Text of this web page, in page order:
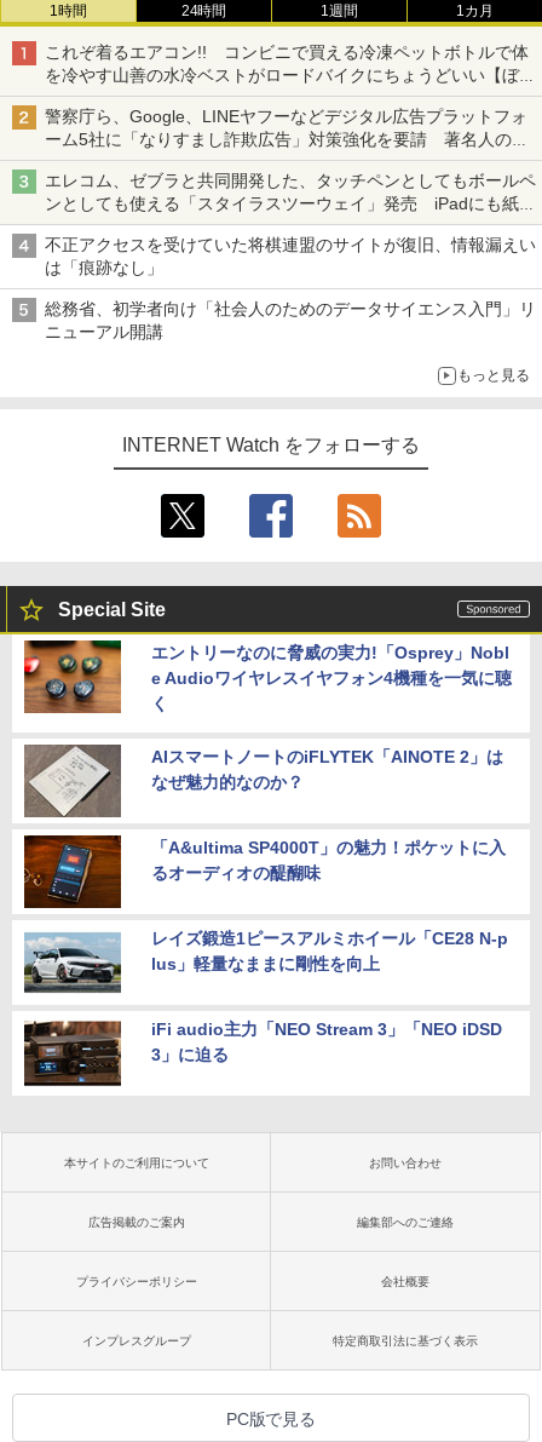
1時間 24時間 1週間 1カ月
これぞ着るエアコン!! コンビニで買える冷凍ペットボトルで体
を冷やす山善の水冷ベストがロードバイクにちょうどいい【ぼっ
ち・ざ・ろーど！その14】【空いた時間でなにしてる？】
警察庁ら、Google、LINEヤフーなどデジタル広告プラットフォ
ーム5社に「なりすまし詐欺広告」対策強化を要請 著名人の写
真や映像を使った投資詐欺などへの対策として
エレコム、ゼブラと共同開発した、タッチペンとしてもボールペ
ンとしても使える「スタイラスツーウェイ」発売 iPadにも紙に
も、持ち替えずに書き込める
不正アクセスを受けていた将棋連盟のサイトが復旧、情報漏えい
は「痕跡なし」
総務省、初学者向け「社会人のためのデータサイエンス入門」リ
ニューアル開講
もっと見る
INTERNET Watch をフォローする
Special Site
エントリーなのに脅威の実力!「Osprey」Nobl
e Audioワイヤレスイヤフォン4機種を一気に聴
く
AIスマートノートのiFLYTEK「AINOTE 2」は
なぜ魅力的なのか？
「A&ultima SP4000T」の魅力！ポケットに入
るオーディオの醍醐味
レイズ鍛造1ピースアルミホイール「CE28 N-p
lus」軽量なままに剛性を向上
iFi audio主力「NEO Stream 3」「NEO iDSD
3」に迫る
本サイトのご利用について お問い合わせ
広告掲載のご案内 編集部へのご連絡
プライバシーポリシー 会社概要
インプレスグループ 特定商取引法に基づく表示
PC版で見る